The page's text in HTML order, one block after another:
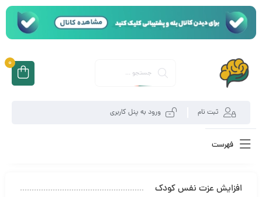
ثبت نام ورود به پنل کاربری
0
فهرست
افزایش عزت نفس کودک